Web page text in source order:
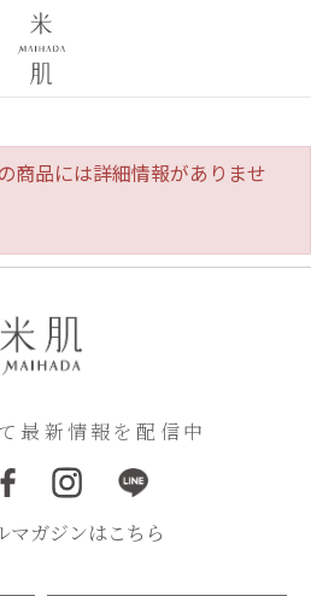
商品には詳細情報がありませ
最新情報を配信中
マガジンはこちら